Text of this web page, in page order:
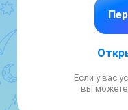
Если у вас
вы можете